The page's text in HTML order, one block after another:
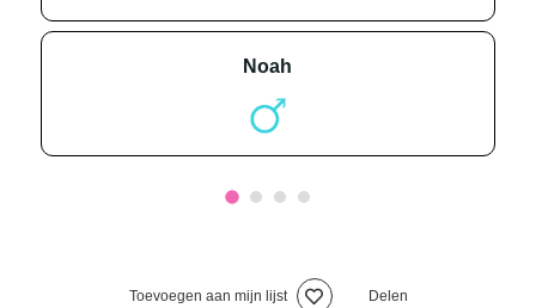
noah
Toevoegen aan mijn lijst Delen